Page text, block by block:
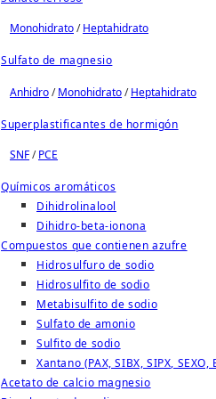
Monohidrato/Heptahidrato
Sulfato de magnesio
Anhidro/Monohidrato/Heptahidrato
Superplastificantes de hormigón
SNF/PCE
Químicos aromáticos
Dihidrolinalool
Dihidro-beta-ionona
Compuestos que contienen azufre
Hidrosulfuro de sodio
Hidrosulfito de sodio
Metabisulfito de sodio
Sulfato de amonio
Sulfito de sodio
Xantano (PAX, SIBX, SIPX, SEXO,
Acetato de calcio magnesio